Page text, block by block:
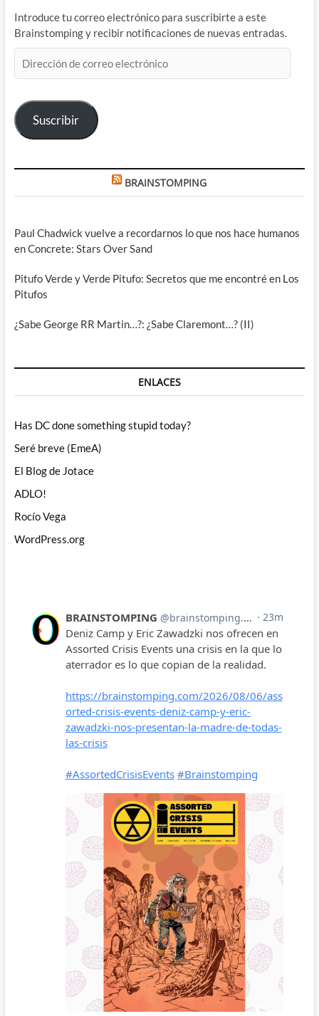
Introduce tu correo electrónico para suscribirte a este
Brainstomping y recibir notificaciones de nuevas entradas.
de
electrónico
Suscribir
BRAINSTOMPING
Paul Chadwick vuelve a recordarnos lo que nos hace humanos
en Concrete: Stars Over Sand
Pitufo Verde y Verde Pitufo: Secretos que me encontré en Los
Pitufos
¿Sabe George RR Martin…?: ¿Sabe Claremont…? (II)
ENLACES
Has DC done something stupid today?
Seré breve (EmeA)
El Blog de Jotace
ADLO!
Rocío Vega
WordPress.org